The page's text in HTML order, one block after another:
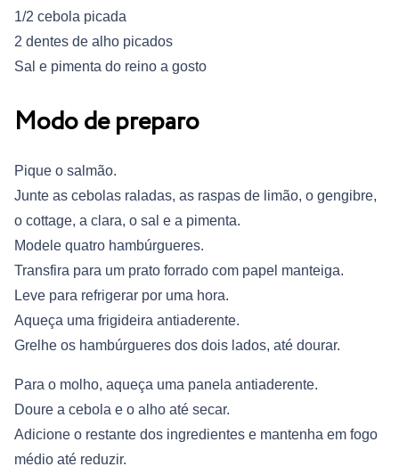
1/2 cebola picada
2 dentes de alho picados
Sal e pimenta do reino a gosto
Modo de preparo
Pique o salmão.
Junte as cebolas raladas, as raspas de limão, o gengibre,
o cottage, a clara, o sal e a pimenta.
Modele quatro hambúrgueres.
Transfira para um prato forrado com papel manteiga.
Leve para refrigerar por uma hora.
Aqueça uma frigideira antiaderente.
Grelhe os hambúrgueres dos dois lados, até dourar.
Para o molho, aqueça uma panela antiaderente.
Doure a cebola e o alho até secar.
Adicione o restante dos ingredientes e mantenha em fogo
médio até reduzir.